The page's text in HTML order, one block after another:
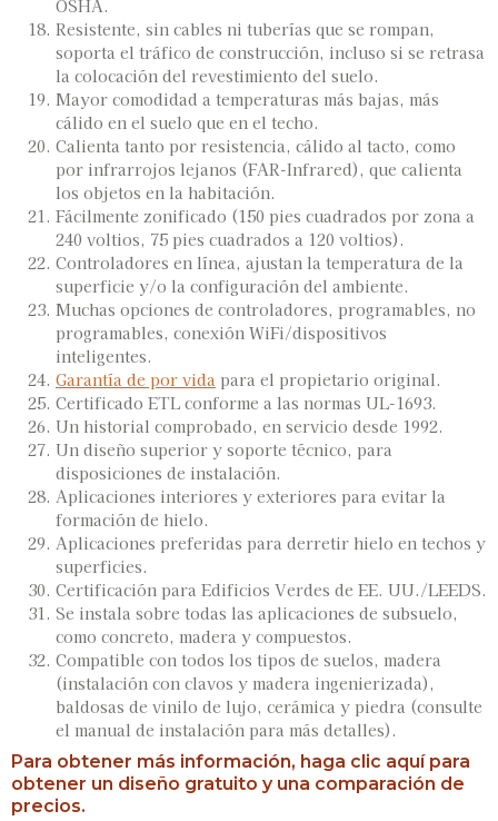
OSHA.
Resistente, sin cables ni tuberías que se rompan,
soporta el tráfico de construcción, incluso si se retrasa
la colocación del revestimiento del suelo.
Mayor comodidad a temperaturas más bajas, más
cálido en el suelo que en el techo.
Calienta tanto por resistencia, cálido al tacto, como
por infrarrojos lejanos (FAR-Infrared), que calienta
los objetos en la habitación.
Fácilmente zonificado (150 pies cuadrados por zona a
240 voltios, 75 pies cuadrados a 120 voltios).
Controladores en línea, ajustan la temperatura de la
superficie y/o la configuración del ambiente.
Muchas opciones de controladores, programables, no
programables, conexión WiFi/dispositivos
inteligentes.
Garantía de por vida para el propietario original.
Certificado ETL conforme a las normas UL-1693.
Un historial comprobado, en servicio desde 1992.
Un diseño superior y soporte técnico, para
disposiciones de instalación.
Aplicaciones interiores y exteriores para evitar la
formación de hielo.
Aplicaciones preferidas para derretir hielo en techos y
superficies.
Certificación para Edificios Verdes de EE. UU./LEEDS.
Se instala sobre todas las aplicaciones de subsuelo,
como concreto, madera y compuestos.
Compatible con todos los tipos de suelos, madera
(instalación con clavos y madera ingenierizada),
baldosas de vinilo de lujo, cerámica y piedra (consulte
el manual de instalación para más detalles).
Para obtener más información, haga clic aquí para
obtener un diseño gratuito y una comparación de
precios.